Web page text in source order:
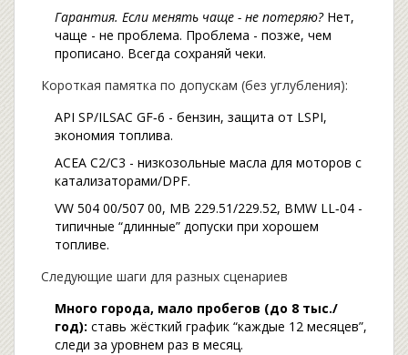
Гарантия. Если менять чаще - не потеряю?Нет,
чаще - не проблема. Проблема - позже, чем
прописано. Всегда сохраняй чеки.
Короткая памятка по допускам (без углубления):
API SP/ILSAC GF‑6 - бензин, защита от LSPI,
экономия топлива.
ACEA C2/C3 - низкозольные масла для моторов с
катализаторами/DPF.
VW 504 00/507 00, MB 229.51/229.52, BMW LL‑04 -
типичные “длинные” допуски при хорошем
топливе.
Следующие шаги для разных сценариев
Много города, мало пробегов (до 8 тыс./
год): ставь жёсткий график “каждые 12 месяцев”,
следи за уровнем раз в месяц.